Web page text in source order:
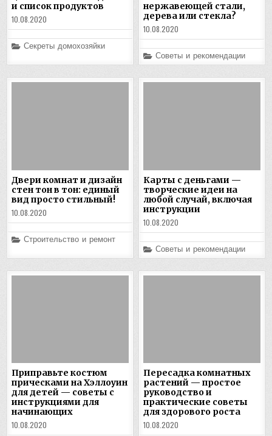
и список продуктов
10.08.2020
Posted
Секреты домохозяйки
нержавеющей стали,
дерева или стекла?
10.08.2020
Posted
in
Советы и рекомендации
Двери комнат и дизайн
стен тон в тон: единый
вид просто стильный!
10.08.2020
Posted
Строительство и ремонт
Карты с деньгами —
творческие идеи на
любой случай, включая
инструкции
10.08.2020
Posted
in
Советы и рекомендации
Приправьте костюм
прическами на Хэллоуин
для детей — советы с
инструкциями для
начинающих
10.08.2020
Пересадка комнатных
растений — простое
руководство и
практические советы
для здорового роста
10.08.2020